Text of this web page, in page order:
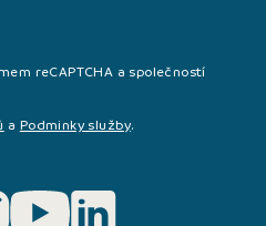
reCAPTCHA a společností
a Podminky služby.